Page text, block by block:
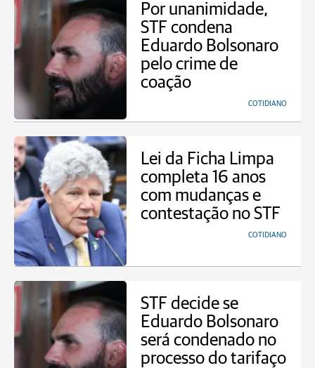
Por unanimidade,
STF condena
Eduardo Bolsonaro
pelo crime de
coação
COTIDIANO
Lei da Ficha Limpa
completa 16 anos
com mudanças e
contestação no STF
COTIDIANO
STF decide se
Eduardo Bolsonaro
será condenado no
processo do tarifaço